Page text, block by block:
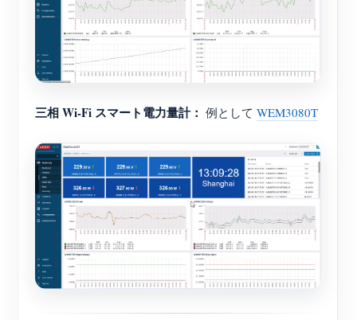
三相 Wi-Fi スマート電力量計： 例として WEM3080T